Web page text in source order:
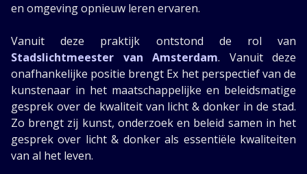
en omgeving opnieuw leren ervaren.
Vanuit deze praktijk ontstond de rol van
Stadslichtmeester van Amsterdam. Vanuit deze
onafhankelijke positie brengt Ex het perspectief van de
kunstenaar in het maatschappelijke en beleidsmatige
gesprek over de kwaliteit van licht & donker in de stad.
Zo brengt zij kunst, onderzoek en beleid samen in het
gesprek over licht & donker als essentiële kwaliteiten
van al het leven.